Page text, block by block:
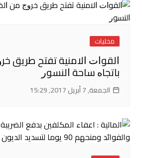
محليات
ﺍﻟﻘﻮﺍﺕ ﺍﻻﻣﻨﻴﺔ ﺗﻔﺘﺢ ﻃﺮﻳﻖ
ﺑﺎﺗﺠﺎﻩ ﺳﺎﺣﺔ ﺍﻟﻨﺴﻮﺭ
الجمعة, 7 أبريل 2017, 15:29